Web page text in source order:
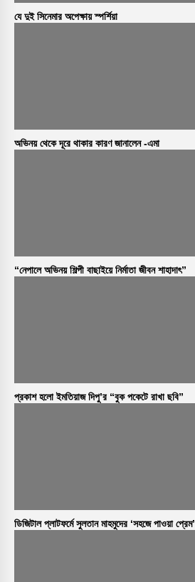
যে দুই সিনেমার অপেক্ষায় স্পর্শিয়া
অভিনয় থেকে দূরে থাকার কারণ জানালেন -এমা
“নেপালে অভিনয় শিল্পী বাছাইয়ে নির্মাতা জীবন শাহাদাৎ”
প্রকাশ হলো ইমতিয়াজ দিপু’র “বুক পকেটে রাখা ছবি”
ডিজিটাল প্লাটফর্মে সুলতান মাহমুদের ‘সহজে পাওয়া প্রেম’